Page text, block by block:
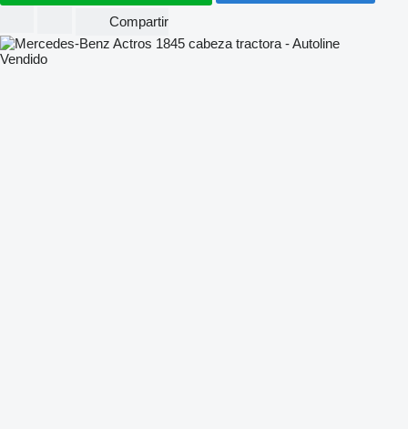
Compartir
Vendido